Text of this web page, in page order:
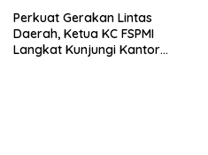
Sudah Dilayangkan
Perkuat Gerakan Lintas
Daerah, Ketua KC FSPMI
Langkat Kunjungi Kantor